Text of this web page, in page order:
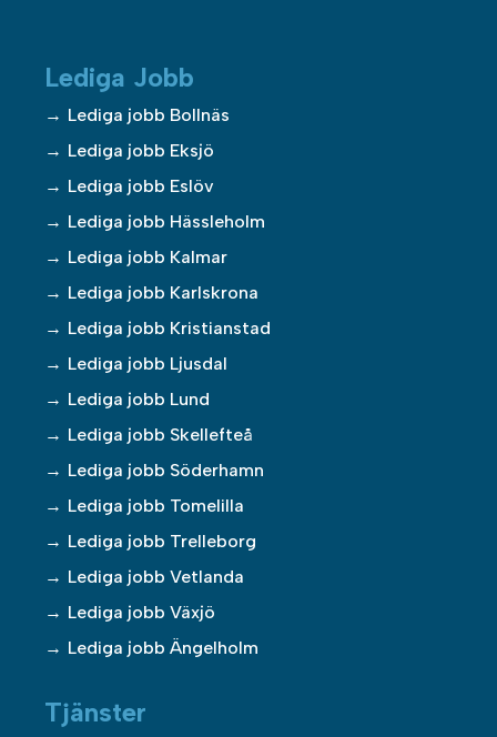
Lediga Jobb
Lediga jobb Bollnäs
Lediga jobb Eksjö
Lediga jobb Eslöv
Lediga jobb Hässleholm
Lediga jobb Kalmar
Lediga jobb Karlskrona
Lediga jobb Kristianstad
Lediga jobb Ljusdal
Lediga jobb Lund
Lediga jobb Skellefteå
Lediga jobb Söderhamn
Lediga jobb Tomelilla
Lediga jobb Trelleborg
Lediga jobb Vetlanda
Lediga jobb Växjö
Lediga jobb Ängelholm
Tjänster